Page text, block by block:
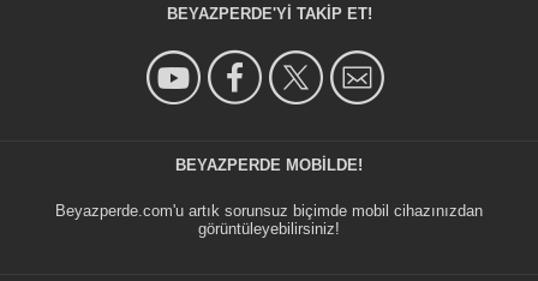
BEYAZPERDE'YI TAKIP ET!
BEYAZPERDE MOBILDE!
Beyazperde.com'u artık sorunsuz biçimde mobil cihazınızdan
görüntüleyebilirsiniz!